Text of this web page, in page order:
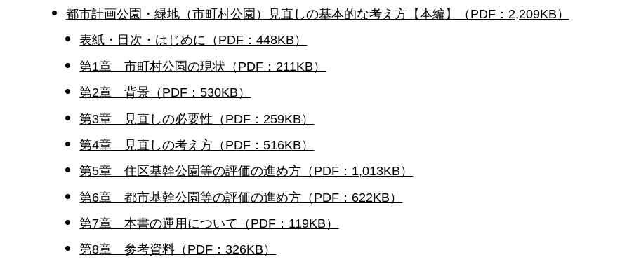
都市計画公園・緑地（市町村公園）見直しの基本的な考え方【本編】（PDF：2,209KB）
表紙・目次・はじめに（PDF：448KB）
第1章 市町村公園の現状（PDF：211KB）
第2章 背景（PDF：530KB）
第3章 見直しの必要性（PDF：259KB）
第4章 見直しの考え方（PDF：516KB）
第5章 住区基幹公園等の評価の進め方（PDF：1,013KB）
第6章 都市基幹公園等の評価の進め方（PDF：622KB）
第7章 本書の運用について（PDF：119KB）
第8章 参考資料（PDF：326KB）